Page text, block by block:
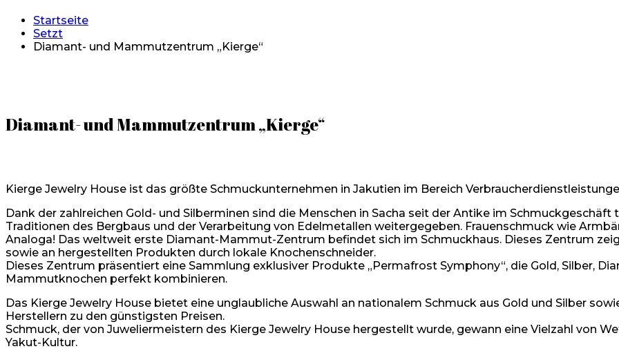
Startseite
Setzt
Diamant- und Mammutzentrum „Kierge“
Diamant- und Mammutzentrum „Kierge“
Kierge Jewelry House ist das größte Schmuckunternehmen in Jakutien im Bereich
Dank der zahlreichen Gold- und Silberminen sind die Menschen in Sacha seit der Antike im
Traditionen des Bergbaus und der Verarbeitung von Edelmetallen weitergegeben. Frauenschmuck wie
Analoga! Das weltweit erste Diamant-Mammut-Zentrum befindet sich im Schmuckhaus. Dieses Zentrum
sowie an hergestellten Produkten durch lokale Knochenschneider.
Dieses Zentrum präsentiert eine Sammlung exklusiver Produkte „Permafrost Symphony“, die Gold, Silber,
Mammutknochen perfekt kombinieren.
Das Kierge Jewelry House bietet eine unglaubliche Auswahl an nationalem Schmuck aus Gold und Silber
Herstellern zu den günstigsten Preisen.
Schmuck, der von Juweliermeistern des Kierge Jewelry House hergestellt wurde, gewann eine Vielzahl von
Yakut-Kultur.